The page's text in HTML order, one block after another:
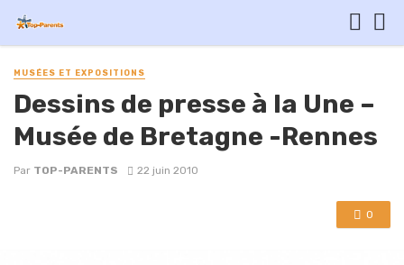
MUSÉES ET EXPOSITIONS
Dessins de presse à la Une –
Musée de Bretagne -Rennes
Par TOP-PARENTS 22 juin 2010
0